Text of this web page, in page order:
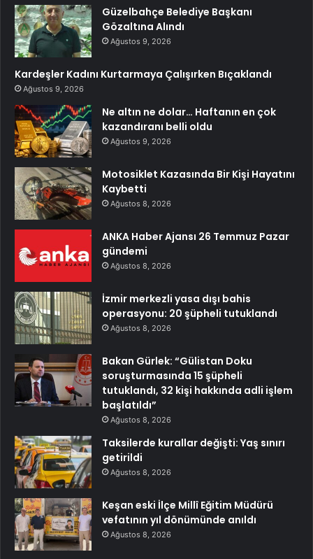
Güzelbahçe Belediye Başkanı
Gözaltına Alındı
Ağustos 9, 2026
Kardeşler Kadını Kurtarmaya Çalışırken Bıçaklandı
Ağustos 9, 2026
Ne altın ne dolar… Haftanın en çok
kazandıranı belli oldu
Ağustos 9, 2026
Motosiklet Kazasında Bir Kişi Hayatını
Kaybetti
Ağustos 8, 2026
ANKA Haber Ajansı 26 Temmuz Pazar
gündemi
Ağustos 8, 2026
İzmir merkezli yasa dışı bahis
operasyonu: 20 şüpheli tutuklandı
Ağustos 8, 2026
Bakan Gürlek: “Gülistan Doku
soruşturmasında 15 şüpheli
tutuklandı, 32 kişi hakkında adli işlem
başlatıldı”
Ağustos 8, 2026
Taksilerde kurallar değişti: Yaş sınırı
getirildi
Ağustos 8, 2026
Keşan eski İlçe Millî Eğitim Müdürü
vefatının yıl dönümünde anıldı
Ağustos 8, 2026